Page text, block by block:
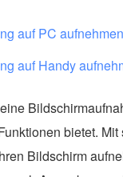
auf PC aufnehmen
auf Handy
bietet.
Bildschirm